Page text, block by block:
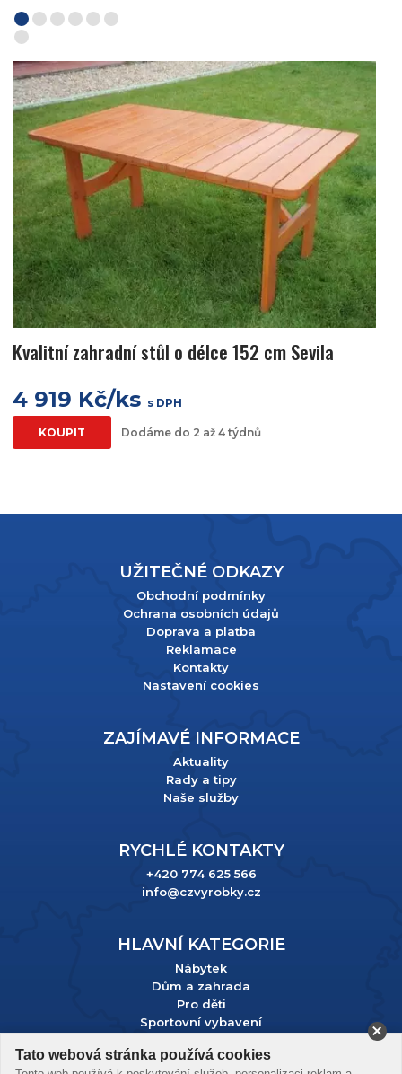
Kvalitní zahradní stůl o délce 152 cm Sevila
4 919 Kč/ks s DPH
KOUPIT Dodáme do 2 až 4 týdnů
UŽITEČNÉ ODKAZY
Obchodní podmínky
Ochrana osobních údajů
Doprava a platba
Reklamace
Kontakty
Nastavení cookies
ZAJÍMAVÉ INFORMACE
Aktuality
Rady a tipy
Naše služby
RYCHLÉ KONTAKTY
+420 774 625 566
info@czvyrobky.cz
HLAVNÍ KATEGORIE
Nábytek
Dům a zahrada
Pro děti
Sportovní vybavení
Tato webová stránka používá cookies